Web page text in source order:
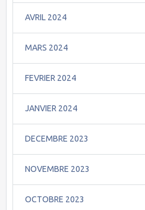
AVRIL 2024
MARS 2024
FEVRIER 2024
JANVIER 2024
DECEMBRE 2023
NOVEMBRE 2023
OCTOBRE 2023